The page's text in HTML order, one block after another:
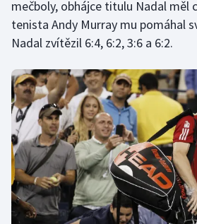
Gymnastika
Házená
Jezdectví
Judo
Krasobruslení
Lezení
Lyže a snowboard
mečboly, obhájce titulu Nadal měl
tenista Andy Murray mu pomáhal
Nadal zvítězil 6:4, 6:2, 3:6 a 6:2.